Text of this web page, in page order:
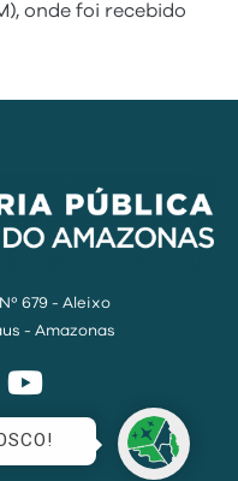
onde foi recebido
679 - Aleixo
- Amazonas
Facebook